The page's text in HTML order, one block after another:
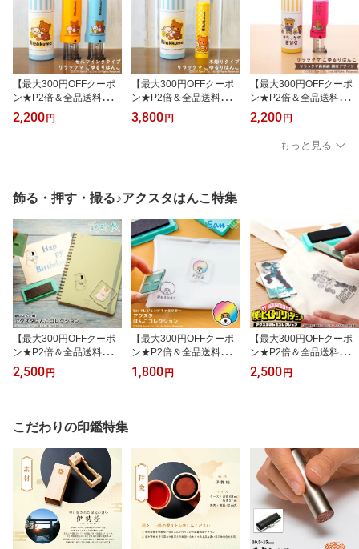
【最大300円OFFクーポ
ン★P2倍＆全品送料無
料】リラックマのはんこ
「リラックマ ごゆるりは
2,200 円
【最大300円OFFクーポ
ン★P2倍＆全品送料無
料】リラックマのはんこ
「リラックマ ごゆるりは
3,800 円
【最大300円OFFクーポ
ン★P2倍＆全品送料無
料】＼ 数量限定 /リラッ
クマのはんこ「リラック
マ レトロ百貨店」
2,200 円
もっと見る
飾る・押す・撮る♪アクスタはんこ特集
【最大300円OFFクーポ
ン★P2倍＆全品送料無
料】ニャンコ先生のアク
リルスタンド スタンプ
2,500 円
【最大300円OFFクーポ
ン★P2倍＆全品送料無
料】「San-X レジェンド
キャラクターアクスタは
1,800 円
【最大300円OFFクーポ
ン★P2倍＆全品送料無
料】ヒロアカのアクリル
スタンド スタンプ「僕の
2,500 円
こだわりの印鑑特集